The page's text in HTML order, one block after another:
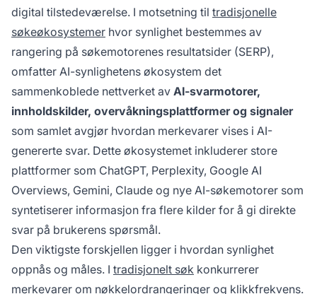
digital tilstedeværelse. I motsetning til tradisjonelle
søkeøkosystemer hvor synlighet bestemmes av
rangering på søkemotorenes resultatsider (SERP),
omfatter AI-synlighetens økosystem det
sammenkoblede nettverket av AI-svarmotorer,
innholdskilder, overvåkningsplattformer og signaler
som samlet avgjør hvordan merkevarer vises i AI-
genererte svar. Dette økosystemet inkluderer store
plattformer som ChatGPT, Perplexity, Google AI
Overviews, Gemini, Claude og nye AI-søkemotorer som
syntetiserer informasjon fra flere kilder for å gi direkte
svar på brukerens spørsmål.
Den viktigste forskjellen ligger i hvordan synlighet
oppnås og måles. I tradisjonelt søk konkurrerer
merkevarer om nøkkelordrangeringer og klikkfrekvens.